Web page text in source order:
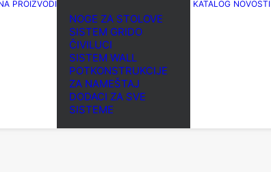
PROIZVODI
NOGE ZA STOLOVE
SISTEM GRIDO
ČIVILUCI
SISTEM WALL
POTKONSTRUKCIJE
ZA NAMEŠTAJ
DODACI ZA SVE
SISTEME
KATALOG NOVOSTI